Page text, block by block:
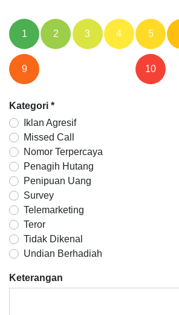
1 2 3 4 5
9 10
Kategori *
Iklan Agresif
Missed Call
Nomor Terpercaya
Penagih Hutang
Penipuan Uang
Survey
Telemarketing
Teror
Tidak Dikenal
Undian Berhadiah
Keterangan